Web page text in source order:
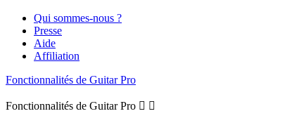
Qui sommes-nous ?
Presse
Aide
Affiliation
Fonctionnalités de Guitar Pro
Fonctionnalités de Guitar Pro  